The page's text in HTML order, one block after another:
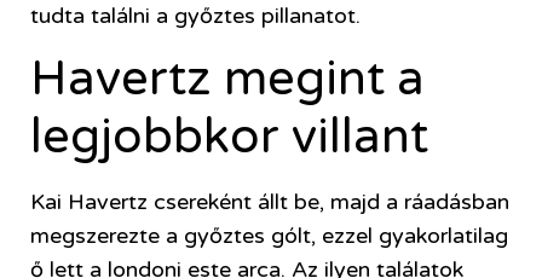
tudta találni a győztes pillanatot.
Havertz megint a
legjobbkor villant
Kai Havertz csereként állt be, majd a ráadásban
megszerezte a győztes gólt, ezzel gyakorlatilag
ő lett a londoni este arca. Az ilyen találatok